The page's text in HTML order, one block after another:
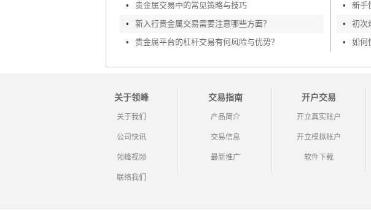
•
贵金属交易中的常见策略与技巧
•
新入行贵金属交易需要注意哪些方面？
•
贵金属平台的杠杆交易有何风险与优势？
•
新手
•
初次
•
关于领峰
关于我们
公司快讯
领峰视频
联络我们
交易指南
产品简介
交易信息
最新推广
开户交易
开立真实账户
开立模拟账户
软件下载